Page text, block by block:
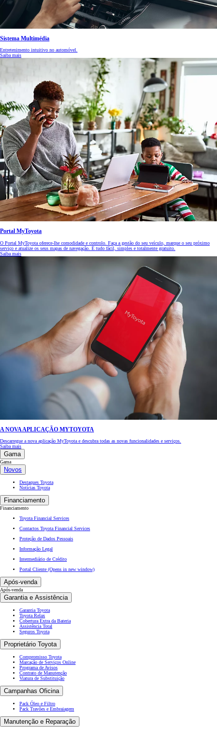
Sistema Multimédia
Entretenimento intuitivo no automóvel.
Saiba mais
Portal MyToyota
O Portal MyToyota oferece-lhe comodidade e controlo. Faça a gestão do seu veículo, marque o seu próximo
serviço e atualize os seus mapas de navegação. É tudo fácil, simples e totalmente gratuito.
Saiba mais
A NOVA APLICAÇÃO MYTOYOTA
Descarregue a nova aplicação MyToyota e descubra todas as novas funcionalidades e serviços.
Saiba mais
Gama
Gama
Novos
Destaques Toyota
Notícias Toyota
Financiamento
Financiamento
Toyota Financial Services
Contactos Toyota Financial Services
Proteção de Dados Pessoais
Informação Legal
Intermediário de Crédito
Portal Cliente (Opens in new window)
Após-venda
Após-venda
Garantia e Assistência
Garantia Toyota
Toyota Relax
Cobertura Extra da Bateria
Assistência Total
Seguros Toyota
Proprietário Toyota
Compromisso Toyota
Marcação de Serviços Online
Programa de Avisos
Contrato de Manutenção
Viatura de Substituição
Campanhas Oficina
Pack Óleo e Filtro
Pack Travões e Embraiagem
Manutenção e Reparação